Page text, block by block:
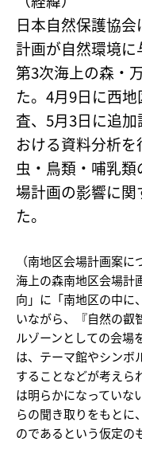
日本自然保護協
計画が自然環境に
第3次海上の森・
た。4月9日に西
査、5月3日に追
おける資料分析
虫・鳥類・哺乳
場計画の影響に
た。
（南地区会場計画案に
海上の森南地区会場計
向」に「南地区の中に
いながら、『自然の叡
ルゾーンとしての会場
は、テーマ館やシンボ
することなどが考えら
は明らかになっていな
らの聞き取りをもとに
のであるという仮定の